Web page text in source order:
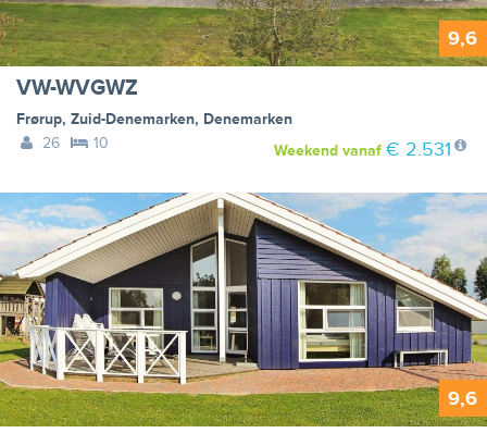
9,6
VW-WVGWZ
Frørup, Zuid-Denemarken, Denemarken
26
10 Weekendvanaf € 2.531
9,6